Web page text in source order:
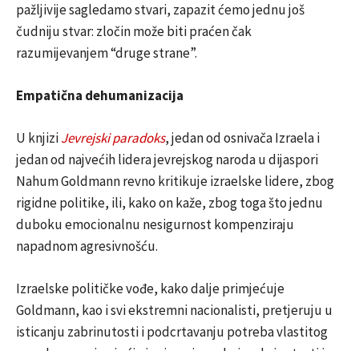
pažljivije sagledamo stvari, zapazit ćemo jednu još
čudniju stvar: zločin može biti praćen čak
razumijevanjem “druge strane”.
Empatična dehumanizacija
U knjiziJevrejski paradoks, jedan od osnivača Izraela i
jedan od najvećih lidera jevrejskog naroda u dijaspori
Nahum Goldmann revno kritikuje izraelske lidere, zbog
rigidne politike, ili, kako on kaže, zbog toga što jednu
duboku emocionalnu nesigurnost kompenziraju
napadnom agresivnošću.
Izraelske političke vođe, kako dalje primjećuje
Goldmann, kao i svi ekstremni nacionalisti, pretjeruju u
isticanju zabrinutosti i podcrtavanju potreba vlastitog